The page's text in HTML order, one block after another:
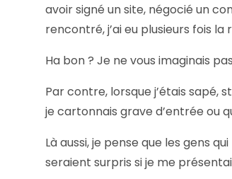
avoir signé un site, négocié un
rencontré, j’ai eu plusieurs fois
Ha bon ? Je ne vous imaginais
Par contre, lorsque j’étais
je cartonnais grave d’entrée ou
Là aussi, je pense que les gens
seraient surpris si je me